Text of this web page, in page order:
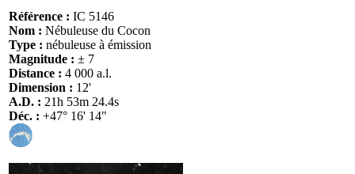
Référence : IC 5146
Nom : Nébuleuse du Cocon
Type : nébuleuse à émission
Magnitude : ± 7
Distance : 4 000 a.l.
Dimension : 12'
A.D. : 21h 53m 24.4s
Déc. : +47° 16' 14"